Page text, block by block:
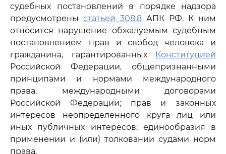
судебных постановлений в порядке надзора
предусмотрены статьей 308.8 АПК РФ. К ним
относится нарушение обжалуемым судебным
постановлением прав и свобод человека и
гражданина, гарантированных
Конституцией
Российской Федерации, общепризнанными
принципами и нормами международного
права, международными договорами
Российской Федерации; прав и законных
интересов неопределенного круга лиц или
иных публичных интересов; единообразия в
применении и (или) толковании судами норм
права.